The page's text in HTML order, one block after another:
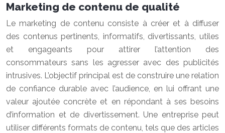
Marketing de contenu de qualité
Le marketing de contenu consiste à créer et à diffuser
des contenus pertinents, informatifs, divertissants, utiles
et engageants pour attirer l’attention des
consommateurs sans les agresser avec des publicités
intrusives. L’objectif principal est de construire une relation
de confiance durable avec l’audience, en lui offrant une
valeur ajoutée concrète et en répondant à ses besoins
d’information et de divertissement. Une entreprise peut
utiliser différents formats de contenu, tels que des articles